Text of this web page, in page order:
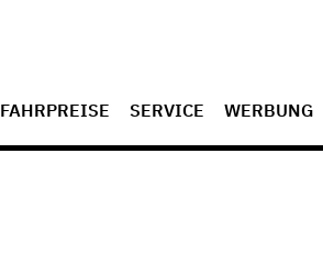
FAHRPREISE SERVICE WERBUNG